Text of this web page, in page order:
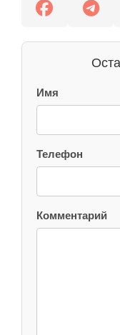
Имя
Телефон
Комментарий